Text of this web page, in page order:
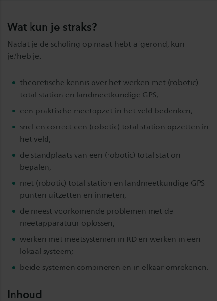
Wat kun je straks?
Nadat je de scholing op maat hebt afgerond, kun
je/heb je:
theoretische kennis over het werken met (robotic)
total station en landmeetkundige GPS;
een praktische meetopzet in het veld bedenken;
snel en correct een (robotic) total station opzetten in
het veld;
de standplaats van een (robotic) total station
bepalen;
met (robotic) total station en landmeetkundige GPS
punten uitzetten en inmeten;
de meest voorkomende problemen met de
meetapparatuur oplossen;
werken met meetsystemen in RD en werken in een
lokaal systeem;
beide systemen combineren en in elkaar omrekenen.
Inhoud